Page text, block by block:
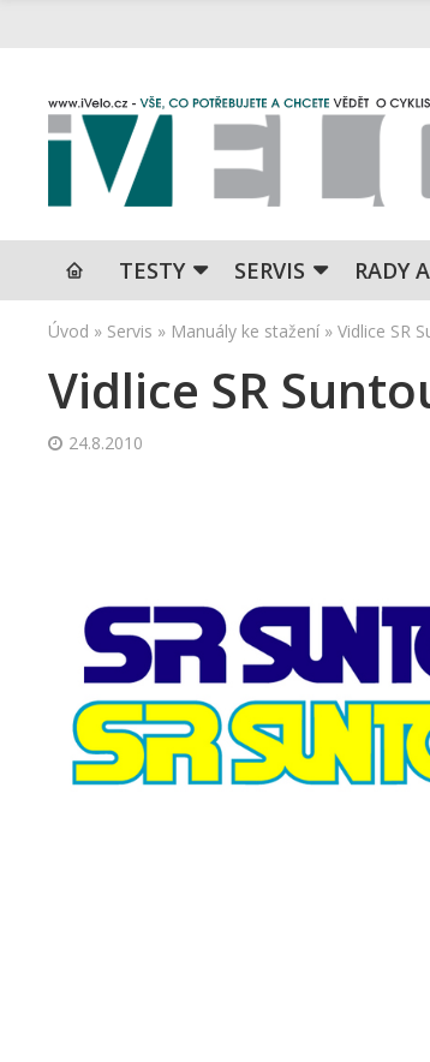
TESTY SERVIS RADY
Úvod » Servis » Manuály ke stažení » Vidlice SR
Vidlice SR
24.8.2010